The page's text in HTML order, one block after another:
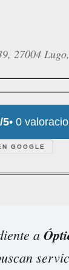
27004
5• 0
GOOGLE
a